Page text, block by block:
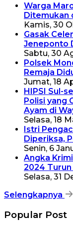
Warga
Ditemukan
Kamis, 30
Gasak
Jeneponto
Sabtu, 30
Polsek
Remaja
Jumat, 18
HIPSI Sul-
Polisi yang
Ayam di
Selasa, 18
Istri
Diperiksa,
Senin, 6
Angka
2024 Turun
Selasa, 31
Selengkapnya
Popular Post